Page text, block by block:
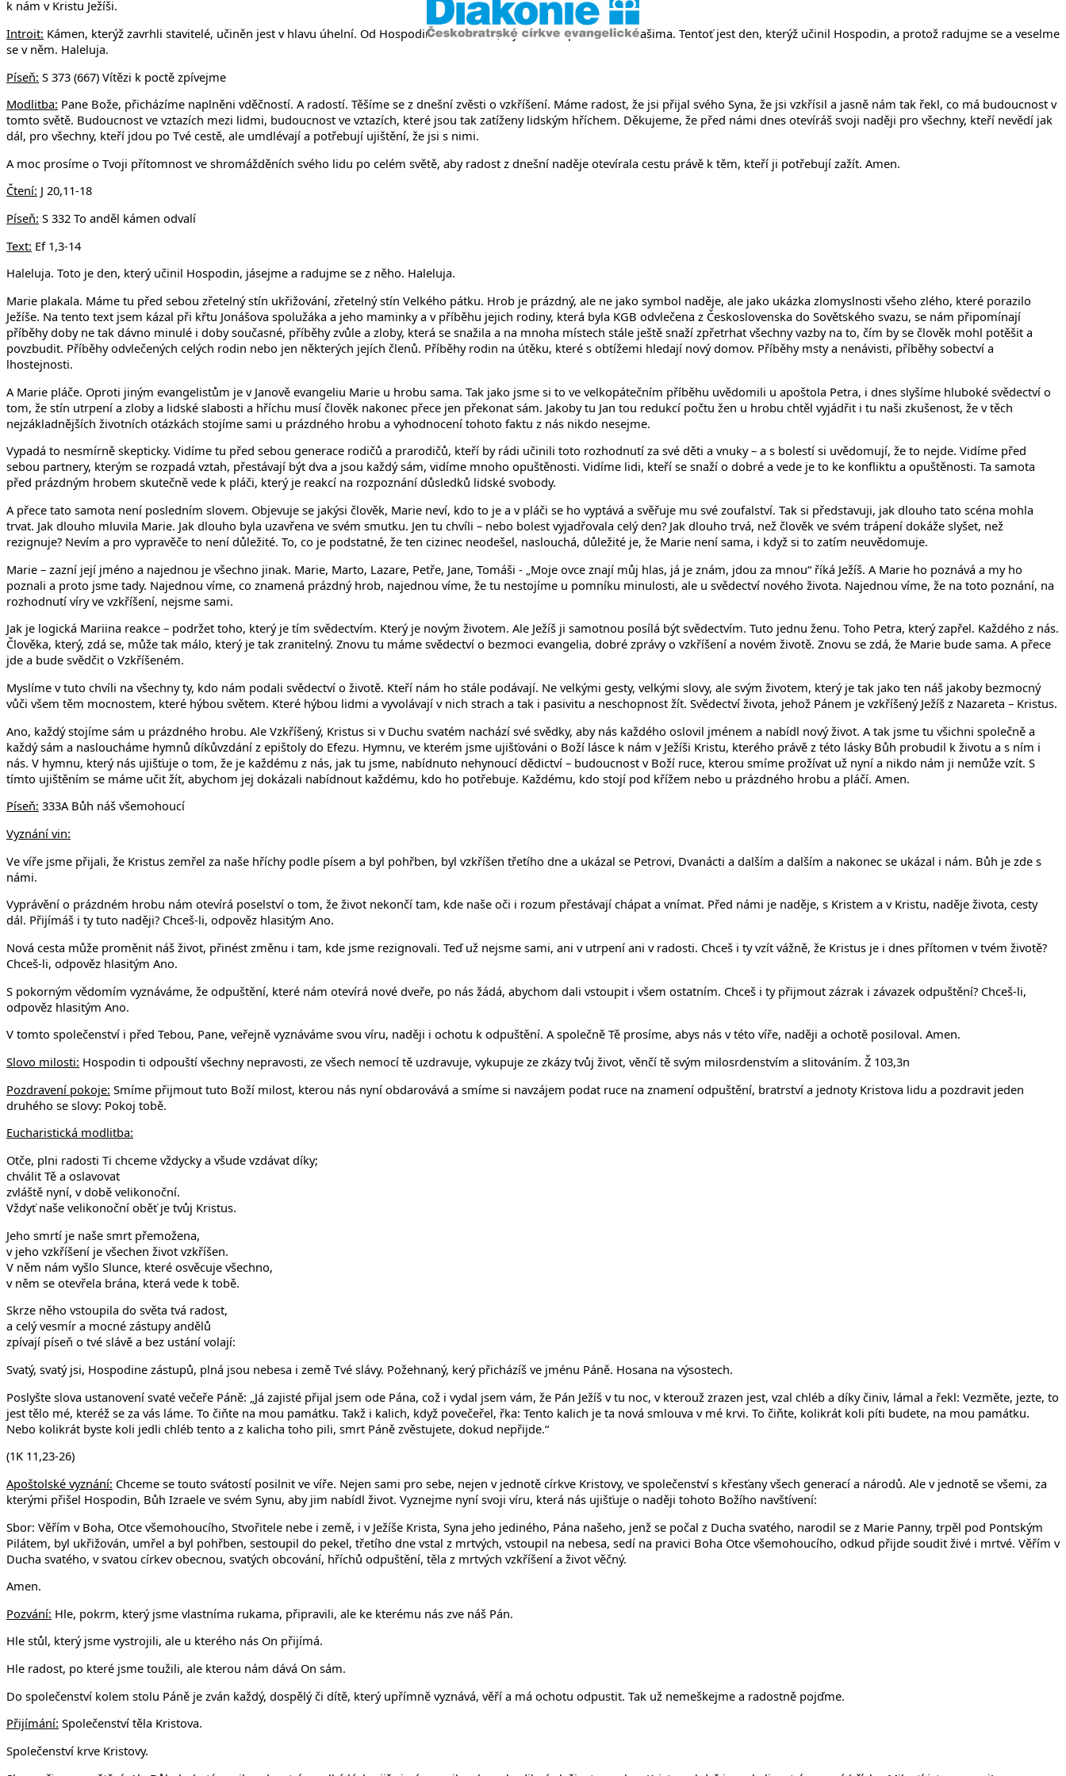
k nám v Kristu Ježíši.
Introit: Kámen, kterýž zavrhli stavitelé, učiněn jest v hlavu úhelní. Od Hospodina stalo se to, a jest divné před očima našima. Tentoť jest den, kterýž učinil Hospodin, a protož radujme se a veselme
se v něm. Haleluja.
Píseň: S 373 (667) Vítězi k poctě zpívejme
Modlitba: Pane Bože, přicházíme naplněni vděčností. A radostí. Těšíme se z dnešní zvěsti o vzkříšení. Máme radost, že jsi přijal svého Syna, že jsi vzkřísil a jasně nám tak řekl, co má budoucnost v
tomto světě. Budoucnost ve vztazích mezi lidmi, budoucnost ve vztazích, které jsou tak zatíženy lidským hříchem. Děkujeme, že před námi dnes otevíráš svoji naději pro všechny, kteří nevědí jak
dál, pro všechny, kteří jdou po Tvé cestě, ale umdlévají a potřebují ujištění, že jsi s nimi.
A moc prosíme o Tvoji přítomnost ve shromážděních svého lidu po celém světě, aby radost z dnešní naděje otevírala cestu právě k těm, kteří ji potřebují zažít. Amen.
Čtení: J 20,11-18
Píseň: S 332 To anděl kámen odvalí
Text: Ef 1,3-14
Haleluja. Toto je den, který učinil Hospodin, jásejme a radujme se z něho. Haleluja.
Marie plakala. Máme tu před sebou zřetelný stín ukřižování, zřetelný stín Velkého pátku. Hrob je prázdný, ale ne jako symbol naděje, ale jako ukázka zlomyslnosti všeho zlého, které porazilo
Ježíše. Na tento text jsem kázal při křtu Jonášova spolužáka a jeho maminky a v příběhu jejich rodiny, která byla KGB odvlečena z Československa do Sovětského svazu, se nám připomínají
příběhy doby ne tak dávno minulé i doby současné, příběhy zvůle a zloby, která se snažila a na mnoha místech stále ještě snaží zpřetrhat všechny vazby na to, čím by se člověk mohl potěšit a
povzbudit. Příběhy odvlečených celých rodin nebo jen některých jejích členů. Příběhy rodin na útěku, které s obtížemi hledají nový domov. Příběhy msty a nenávisti, příběhy sobectví a
lhostejnosti.
A Marie pláče. Oproti jiným evangelistům je v Janově evangeliu Marie u hrobu sama. Tak jako jsme si to ve velkopátečním příběhu uvědomili u apoštola Petra, i dnes slyšíme hluboké svědectví o
tom, že stín utrpení a zloby a lidské slabosti a hříchu musí člověk nakonec přece jen překonat sám. Jakoby tu Jan tou redukcí počtu žen u hrobu chtěl vyjádřit i tu naši zkušenost, že v těch
nejzákladnějších životních otázkách stojíme sami u prázdného hrobu a vyhodnocení tohoto faktu z nás nikdo nesejme.
Vypadá to nesmírně skepticky. Vidíme tu před sebou generace rodičů a prarodičů, kteří by rádi učinili toto rozhodnutí za své děti a vnuky – a s bolestí si uvědomují, že to nejde. Vidíme před
sebou partnery, kterým se rozpadá vztah, přestávají být dva a jsou každý sám, vidíme mnoho opuštěnosti. Vidíme lidi, kteří se snaží o dobré a vede je to ke konfliktu a opuštěnosti. Ta samota
před prázdným hrobem skutečně vede k pláči, který je reakcí na rozpoznání důsledků lidské svobody.
A přece tato samota není posledním slovem. Objevuje se jakýsi člověk, Marie neví, kdo to je a v pláči se ho vyptává a svěřuje mu své zoufalství. Tak si představuji, jak dlouho tato scéna mohla
trvat. Jak dlouho mluvila Marie. Jak dlouho byla uzavřena ve svém smutku. Jen tu chvíli – nebo bolest vyjadřovala celý den? Jak dlouho trvá, než člověk ve svém trápení dokáže slyšet, než
rezignuje? Nevím a pro vypravěče to není důležité. To, co je podstatné, že ten cizinec neodešel, naslouchá, důležité je, že Marie není sama, i když si to zatím neuvědomuje.
Marie – zazní její jméno a najednou je všechno jinak. Marie, Marto, Lazare, Petře, Jane, Tomáši - „Moje ovce znají můj hlas, já je znám, jdou za mnou“ říká Ježíš. A Marie ho poznává a my ho
poznali a proto jsme tady. Najednou víme, co znamená prázdný hrob, najednou víme, že tu nestojíme u pomníku minulosti, ale u svědectví nového života. Najednou víme, že na toto poznání, na
rozhodnutí víry ve vzkříšení, nejsme sami.
Jak je logická Mariina reakce – podržet toho, který je tím svědectvím. Který je novým životem. Ale Ježíš ji samotnou posílá být svědectvím. Tuto jednu ženu. Toho Petra, který zapřel. Každého z nás.
Člověka, který, zdá se, může tak málo, který je tak zranitelný. Znovu tu máme svědectví o bezmoci evangelia, dobré zprávy o vzkříšení a novém životě. Znovu se zdá, že Marie bude sama. A přece
jde a bude svědčit o Vzkříšeném.
Myslíme v tuto chvíli na všechny ty, kdo nám podali svědectví o životě. Kteří nám ho stále podávají. Ne velkými gesty, velkými slovy, ale svým životem, který je tak jako ten náš jakoby bezmocný
vůči všem těm mocnostem, které hýbou světem. Které hýbou lidmi a vyvolávají v nich strach a tak i pasivitu a neschopnost žít. Svědectví života, jehož Pánem je vzkříšený Ježíš z Nazareta – Kristus.
Ano, každý stojíme sám u prázdného hrobu. Ale Vzkříšený, Kristus si v Duchu svatém nachází své svědky, aby nás každého oslovil jménem a nabídl nový život. A tak jsme tu všichni společně a
každý sám a nasloucháme hymnů díkůvzdání z epištoly do Efezu. Hymnu, ve kterém jsme ujišťováni o Boží lásce k nám v Ježíši Kristu, kterého právě z této lásky Bůh probudil k životu a s ním i
nás. V hymnu, který nás ujišťuje o tom, že je každému z nás, jak tu jsme, nabídnuto nehynoucí dědictví – budoucnost v Boží ruce, kterou smíme prožívat už nyní a nikdo nám ji nemůže vzít. S
tímto ujištěním se máme učit žít, abychom jej dokázali nabídnout každému, kdo ho potřebuje. Každému, kdo stojí pod křížem nebo u prázdného hrobu a pláčí. Amen.
Píseň: 333A Bůh náš všemohoucí
Vyznání vin:
Ve víře jsme přijali, že Kristus zemřel za naše hříchy podle písem a byl pohřben, byl vzkříšen třetího dne a ukázal se Petrovi, Dvanácti a dalším a dalším a nakonec se ukázal i nám. Bůh je zde s
námi.
Vyprávění o prázdném hrobu nám otevírá poselství o tom, že život nekončí tam, kde naše oči i rozum přestávají chápat a vnímat. Před námi je naděje, s Kristem a v Kristu, naděje života, cesty
dál. Přijímáš i ty tuto naději? Chceš-li, odpověz hlasitým Ano.
Nová cesta může proměnit náš život, přinést změnu i tam, kde jsme rezignovali. Teď už nejsme sami, ani v utrpení ani v radosti. Chceš i ty vzít vážně, že Kristus je i dnes přítomen v tvém životě?
Chceš-li, odpověz hlasitým Ano.
S pokorným vědomím vyznáváme, že odpuštění, které nám otevírá nové dveře, po nás žádá, abychom dali vstoupit i všem ostatním. Chceš i ty přijmout zázrak i závazek odpuštění? Chceš-li,
odpověz hlasitým Ano.
V tomto společenství i před Tebou, Pane, veřejně vyznáváme svou víru, naději i ochotu k odpuštění. A společně Tě prosíme, abys nás v této víře, naději a ochotě posiloval. Amen.
Slovo milosti: Hospodin ti odpouští všechny nepravosti, ze všech nemocí tě uzdravuje, vykupuje ze zkázy tvůj život, věnčí tě svým milosrdenstvím a slitováním. Ž 103,3n
Pozdravení pokoje: Smíme přijmout tuto Boží milost, kterou nás nyní obdarovává a smíme si navzájem podat ruce na znamení odpuštění, bratrství a jednoty Kristova lidu a pozdravit jeden
druhého se slovy: Pokoj tobě.
Eucharistická modlitba:
Otče, plni radosti Ti chceme vždycky a všude vzdávat díky;
chválit Tě a oslavovat
zvláště nyní, v době velikonoční.
Vždyť naše velikonoční oběť je tvůj Kristus.
Jeho smrtí je naše smrt přemožena,
v jeho vzkříšení je všechen život vzkříšen.
V něm nám vyšlo Slunce, které osvěcuje všechno,
v něm se otevřela brána, která vede k tobě.
Skrze něho vstoupila do světa tvá radost,
a celý vesmír a mocné zástupy andělů
zpívají píseň o tvé slávě a bez ustání volají:
Svatý, svatý jsi, Hospodine zástupů, plná jsou nebesa i země Tvé slávy. Požehnaný, kerý přicházíš ve jménu Páně. Hosana na výsostech.
Poslyšte slova ustanovení svaté večeře Páně: „Já zajisté přijal jsem ode Pána, což i vydal jsem vám, že Pán Ježíš v tu noc, v kterouž zrazen jest, vzal chléb a díky činiv, lámal a řekl: Vezměte, jezte, to
jest tělo mé, kteréž se za vás láme. To čiňte na mou památku. Takž i kalich, když povečeřel, řka: Tento kalich je ta nová smlouva v mé krvi. To čiňte, kolikrát koli píti budete, na mou památku.
Nebo kolikrát byste koli jedli chléb tento a z kalicha toho pili, smrt Páně zvěstujete, dokud nepřijde.“
(1K 11,23-26)
Apoštolské vyznání: Chceme se touto svátostí posilnit ve víře. Nejen sami pro sebe, nejen v jednotě církve Kristovy, ve společenství s křesťany všech generací a národů. Ale v jednotě se všemi, za
kterými přišel Hospodin, Bůh Izraele ve svém Synu, aby jim nabídl život. Vyznejme nyní svoji víru, která nás ujišťuje o naději tohoto Božího navštívení:
Sbor: Věřím v Boha, Otce všemohoucího, Stvořitele nebe i země, i v Ježíše Krista, Syna jeho jediného, Pána našeho, jenž se počal z Ducha svatého, narodil se z Marie Panny, trpěl pod Pontským
Pilátem, byl ukřižován, umřel a byl pohřben, sestoupil do pekel, třetího dne vstal z mrtvých, vstoupil na nebesa, sedí na pravici Boha Otce všemohoucího, odkud přijde soudit živé i mrtvé. Věřím v
Ducha svatého, v svatou církev obecnou, svatých obcování, hříchů odpuštění, těla z mrtvých vzkříšení a život věčný.
Amen.
Pozvání: Hle, pokrm, který jsme vlastníma rukama, připravili, ale ke kterému nás zve náš Pán.
Hle stůl, který jsme vystrojili, ale u kterého nás On přijímá.
Hle radost, po které jsme toužili, ale kterou nám dává On sám.
Do společenství kolem stolu Páně je zván každý, dospělý či dítě, který upřímně vyznává, věří a má ochotu odpustit. Tak už nemeškejme a radostně pojďme.
Přijímání: Společenství těla Kristova.
Společenství krve Kristovy.